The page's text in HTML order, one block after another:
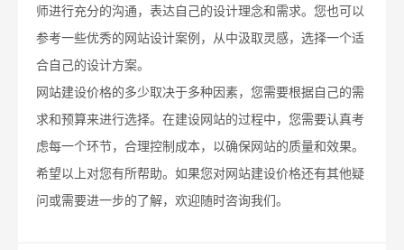
师进行充分的沟通，表达自己的设计理念和需求。您也可以
参考一些优秀的网站设计案例，从中汲取灵感，选择一个适
合自己的设计方案。
网站建设价格的多少取决于多种因素，您需要根据自己的需
求和预算来进行选择。在建设网站的过程中，您需要认真考
虑每一个环节，合理控制成本，以确保网站的质量和效果。
希望以上对您有所帮助。如果您对网站建设价格还有其他疑
问或需要进一步的了解，欢迎随时咨询我们。